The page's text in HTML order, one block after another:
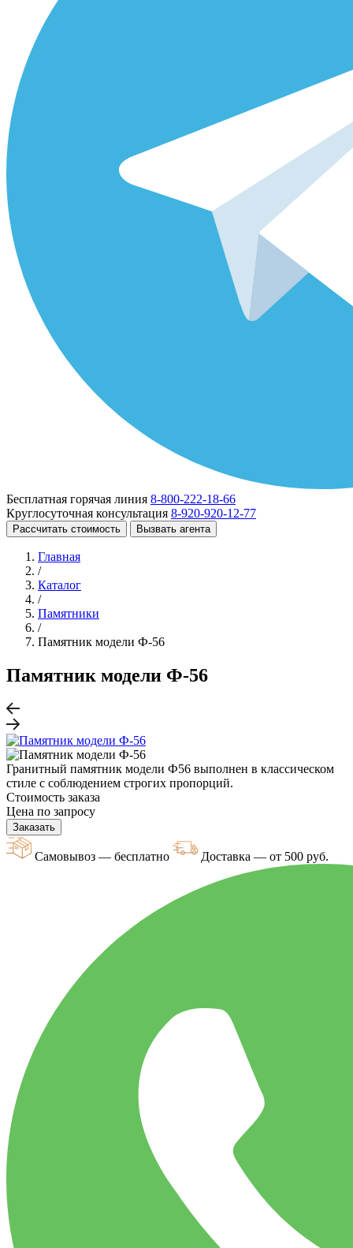
Бесплатная горячая линия 8-800-222-18-66
Круглосуточная консультация 8-920-920-12-77
Рассчитать стоимость Вызвать агента
Главная
/
Каталог
/
Памятники
/
Памятник модели Ф-56
Памятник модели Ф-56
Гранитный памятник модели Ф56 выполнен в классическом
стиле с соблюдением строгих пропорций.
Стоимость заказа
Цена по запросу
Заказать
Самовывоз — бесплатно Доставка — от 500 руб.